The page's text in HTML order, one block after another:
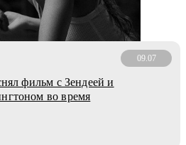
09.07
фильм с Зендеей и
во время